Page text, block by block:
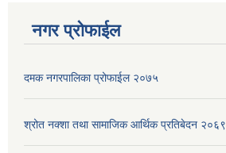
नगर प्रोफाईल
दमक नगरपालिका प्रोफाईल २०७५
श्रोत नक्शा तथा सामाजिक आर्थिक प्रतिबेदन २०६९